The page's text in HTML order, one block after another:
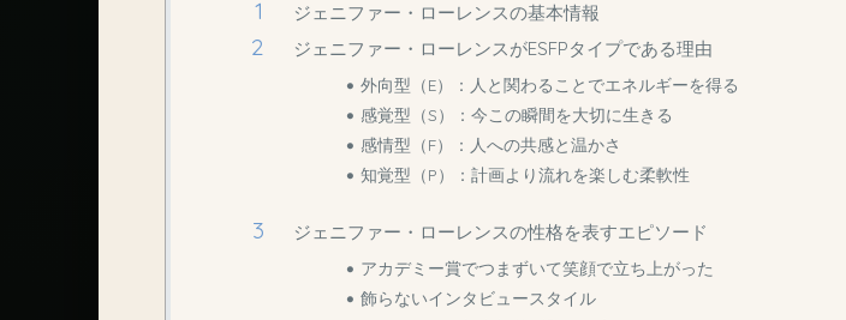
ジェニファー・ローレンスの基本情報
ジェニファー・ローレンスがESFPタイプである理由
外向型（E）：人と関わることでエネルギーを得る
感覚型（S）：今この瞬間を大切に生きる
感情型（F）：人への共感と温かさ
知覚型（P）：計画より流れを楽しむ柔軟性
ジェニファー・ローレンスの性格を表すエピソード
アカデミー賞でつまずいて笑顔で立ち上がった
飾らないインタビュースタイル